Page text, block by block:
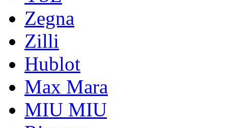
Zegna
Zilli
Hublot
Max Mara
MIU MIU